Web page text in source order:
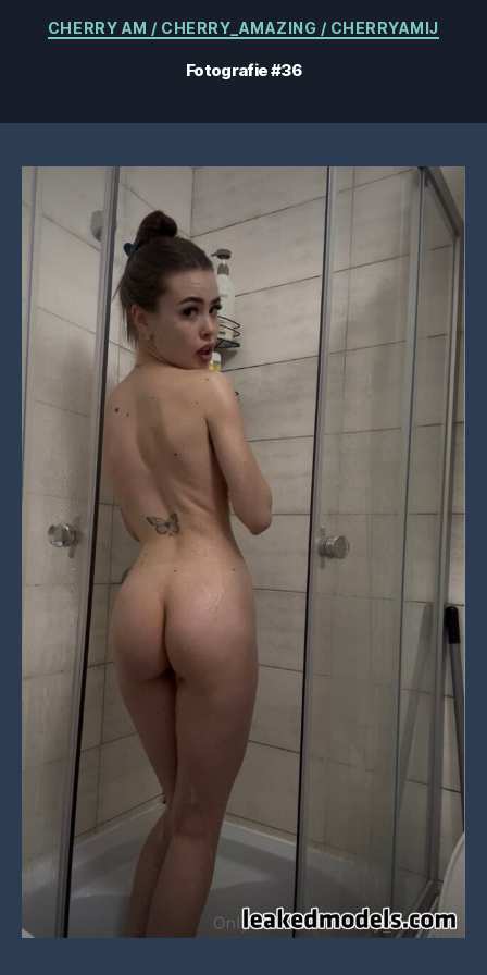
Categorii
CHERRY AM / CHERRY_AMAZING / CHERRYAMIJ
Fotografie #36